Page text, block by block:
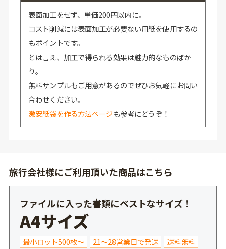
表面加工をせず、単価200円以内に。
コスト削減には表面加工が必要ない用紙を使用するの
もポイントです。
とは言え、加工で得られる効果は魅力的なものばか
り。
無料サンプルもご用意があるのでぜひお気軽にお問い
合わせください。
激安紙袋を作る方法ページも参考にどうぞ！
旅行会社様にご利用頂いた商品はこちら
ファイルに入った書類にベストなサイズ！
A4サイズ
最小ロット500枚～ 21～28営業日で発送
送料無料